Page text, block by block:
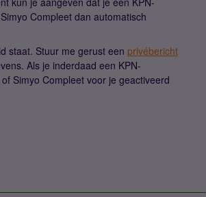
Compleet dan automatisch
staat. Stuur me gerust een privébericht
Als je inderdaad een KPN-
Simyo Compleet voor je geactiveerd